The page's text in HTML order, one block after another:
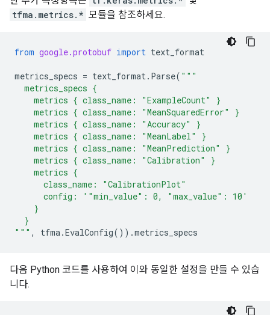
tfma.metrics.* 모듈을 참조하세요.
from google.protobuf import text_format
metrics_specs = text_format. Parse( """
  metrics_specs {
    metrics { class_name: "ExampleCount" }
    metrics { class_name: "MeanSquaredError" }
    metrics { class_name: "Accuracy" }
    metrics { class_name: "MeanLabel" }
    metrics { class_name: "MeanPrediction" }
    metrics { class_name: "Calibration" }
    metrics {
      class_name: "CalibrationPlot"
      config: '"min_value": 0, "max_value": 10'
    }
  }
""" , tfma.EvalConfig()) .metrics_specs
다음 Python 코드를 사용하여 이와 동일한 설정을 만들 수 있습
니다.